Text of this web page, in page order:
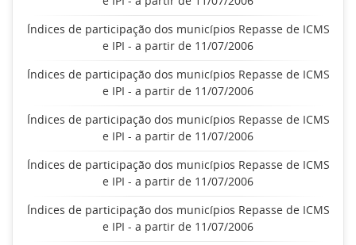
Índices de participação dos municípios Repasse de ICMS
e IPI - a partir de 11/07/2006
Índices de participação dos municípios Repasse de ICMS
e IPI - a partir de 11/07/2006
Índices de participação dos municípios Repasse de ICMS
e IPI - a partir de 11/07/2006
Índices de participação dos municípios Repasse de ICMS
e IPI - a partir de 11/07/2006
Índices de participação dos municípios Repasse de ICMS
e IPI - a partir de 11/07/2006